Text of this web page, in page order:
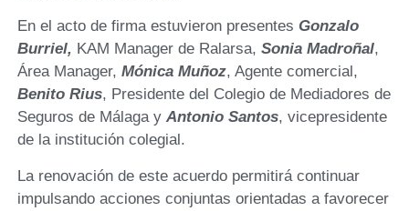
En el acto de firma estuvieron presentes Gonzalo
Burriel, KAM Manager de Ralarsa, Sonia Madroñal,
Área Manager, Mónica Muñoz, Agente comercial,
Benito Rius, Presidente del Colegio de Mediadores de
Seguros de Málaga y Antonio Santos, vicepresidente
de la institución colegial.
La renovación de este acuerdo permitirá continuar
impulsando acciones conjuntas orientadas a favorecer